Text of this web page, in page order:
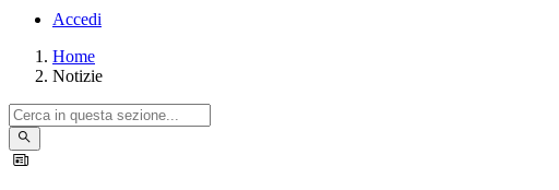
Accedi
Home
Notizie